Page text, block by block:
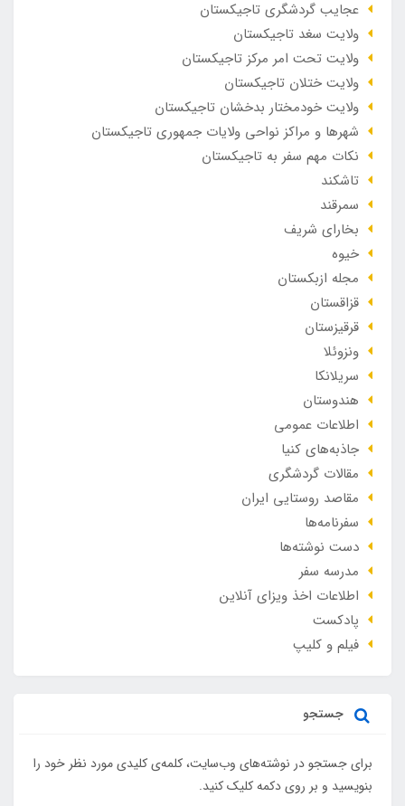
عجایب گردشگری تاجیکستان
ولایت سغد تاجیکستان
ولایت تحت امر مرکز تاجیکستان
ولایت ختلان تاجیکستان
ولایت خودمختار بدخشان تاجیکستان
شهرها و مراکز نواحی ولایات جمهوری تاجیکستان
نکات مهم سفر به تاجیکستان
تاشکند
سمرقند
بخارای شریف
خیوه
مجله ازبکستان
قزاقستان
قرقیزستان
ونزوئلا
سریلانکا
هندوستان
اطلاعات عمومی
جاذبه‌های کنیا
مقالات گردشگری
مقاصد روستایی ایران
سفرنامه‌ها
دست نوشته‌ها
مدرسه سفر
اطلاعات اخذ ویزای آنلاین
پادکست
فیلم و کلیپ
جستجو
برای جستجو در نوشته‌های وب‌سایت، کلمه‌ی کلیدی مورد نظر خود را
بنویسید و بر روی دکمه کلیک کنید.